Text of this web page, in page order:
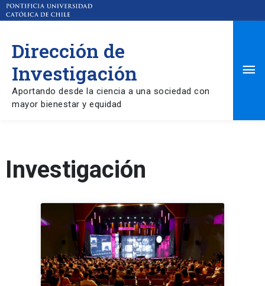
Dirección de
Investigación
Aportando desde la ciencia a una sociedad con
mayor bienestar y equidad
Investigación